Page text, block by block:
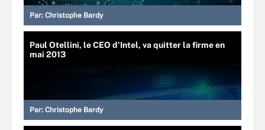
Par: Christophe Bardy
Paul Otellini, le CEO d'Intel, va quitter la firme en
mai 2013
Par: Christophe Bardy